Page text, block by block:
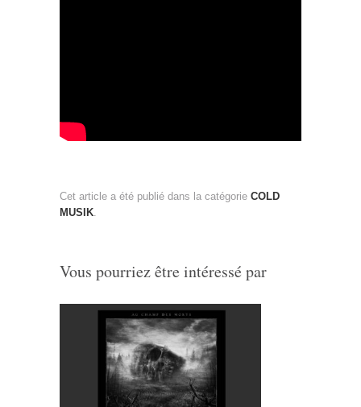
Cet article a été publié dans la catégorie COLD
MUSIK.
Vous pourriez être intéressé par